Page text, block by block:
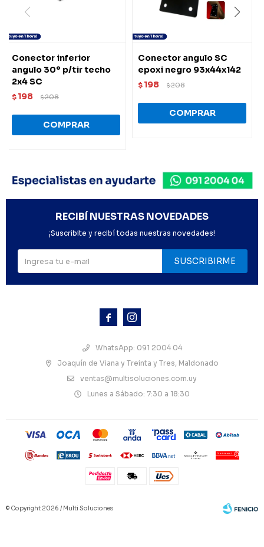
Conector inferior
angulo 30º p/tir techo
2x4 SC
$ 198 $208
Conector angulo SC
epoxi negro 93x44x142
$ 198 $208
 
WhatsApp: 091 2004 04
Joaquín de Viana y Treinta y Tres, Maldonado
ventas@multisoluciones.com.uy
Lunes a Sábado: 7:30 a 18:30
RECIBÍ NUESTRAS NOVEDADES
¡Suscribite y recibí todas nuestras novedades!
SUSCRIBIRME
© Copyright 2026 / Multi Soluciones